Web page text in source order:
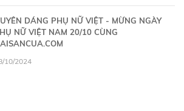
DÁNG PHỤ NỮ VIỆT - MỪNG NGÀY
NỮ VIỆT NAM 20/10 CÙNG
10/2024